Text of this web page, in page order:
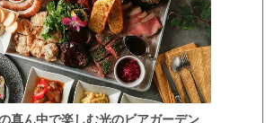
真ん中で楽しむ光のビアガーデン